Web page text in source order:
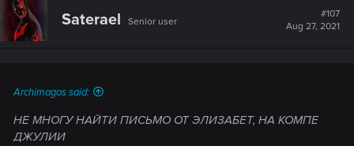
Saterael Senior user
#107
Aug 27, 2021
Archimagos said:
НЕ МНОГУ НАЙТИ ПИСЬМО ОТ ЭЛИЗАБЕТ, НА КОМПЕ
ДЖУЛИИ